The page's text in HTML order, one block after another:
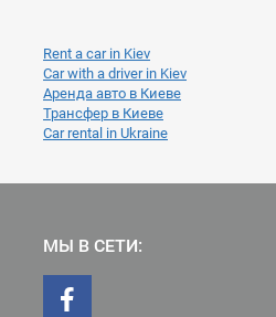
Rent a car in Kiev
Car with a driver in Kiev
Аренда авто в Киеве
Трансфер в Киеве
Car rental in Ukraine
МЫ В СЕТИ: